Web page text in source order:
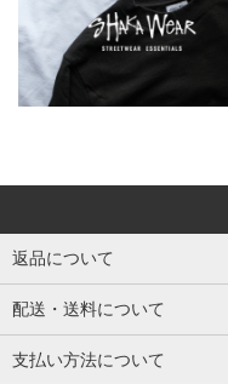
返品について
配送・送料について
支払い方法について